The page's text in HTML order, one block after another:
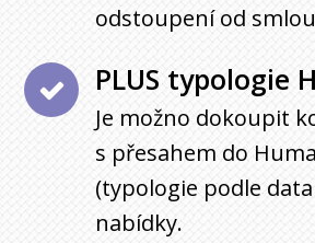
odstoupení od
PLUS typologie
Je možno dokoupit
s přesahem do
(typologie podle
nabídky.